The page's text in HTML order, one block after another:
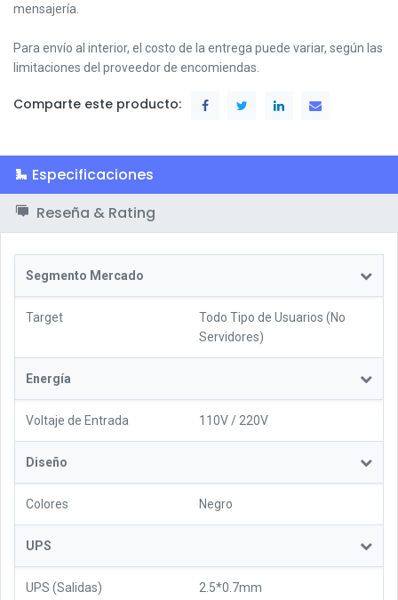
mensajería.
Para envío al interior, el costo de la entrega puede variar, según las
limitaciones del proveedor de encomiendas.
Comparte este producto:
Especificaciones
Reseña & Rating
Segmento Mercado
Target
Todo Tipo de Usuarios (No
Servidores)
Energía
Voltaje de Entrada 110V / 220V
Diseño
Colores Negro
UPS
UPS (Salidas) 2.5*0.7mm